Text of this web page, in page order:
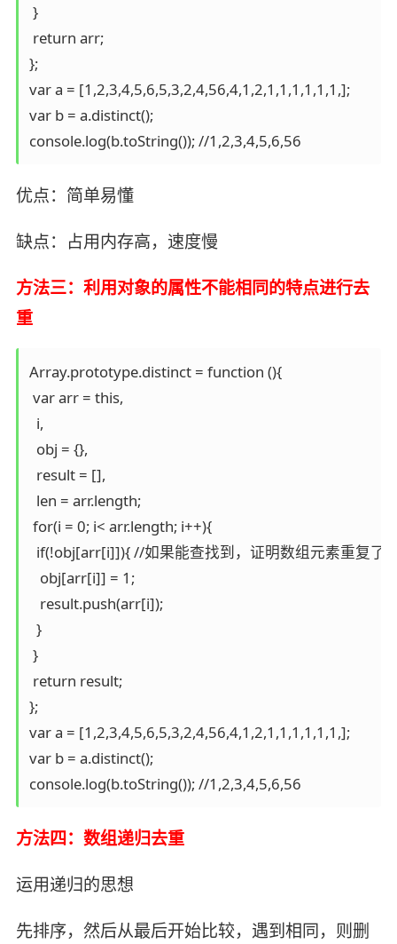
}
return arr;
};
var a = [1,2,3,4,5,6,5,3,2,4,56,4,1,2,1,1,1,1,1,1,];
var b = a.distinct();
console.log(b.toString()); //1,2,3,4,5,6,56
优点：简单易懂
缺点：占用内存高，速度慢
方法三：利用对象的属性不能相同的特点进行去
重
Array.prototype.distinct = function (){
var arr = this,
  i,
  obj = {},
  result = [],
  len = arr.length;
for(i = 0; i< arr.length; i++){
  if(!obj[arr[i]]){ //如果能查找到，证明数组元素重复了
   obj[arr[i]] = 1;
   result.push(arr[i]);
  }
}
return result;
};
var a = [1,2,3,4,5,6,5,3,2,4,56,4,1,2,1,1,1,1,1,1,];
var b = a.distinct();
console.log(b.toString()); //1,2,3,4,5,6,56
方法四：数组递归去重
运用递归的思想
先排序，然后从最后开始比较，遇到相同，则删